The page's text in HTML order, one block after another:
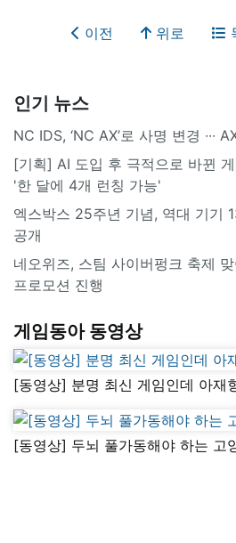
이전 위로
인기 뉴스
NC IDS, ‘NC AX’로 사명 변경 ∙∙∙
[기획] AI 도입 후 극적으로 바뀐
'한 달에 4개 런칭 가능'
엑스박스 25주년 기념, 역대 기기
공개
네오위즈, 스팀 사이버펑크 축제 맞
프로모션 진행
게임동아 동영상
[동영상] 분명 최신 게임인데 아재
[동영상] 두뇌 풀가동해야 하는 고